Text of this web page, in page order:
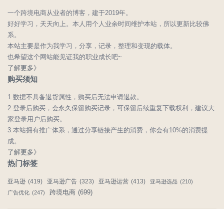
一个跨境电商从业者的博客，建于2019年。
好好学习，天天向上。本人用个人业余时间维护本站，所以更新比较佛
系。
本站主要是作为我学习，分享，记录，整理和变现的载体。
也希望这个网站能见证我的职业成长吧~
了解更多》
购买须知
1.数据不具备退货属性，购买后无法申请退款。
2.登录后购买，会永久保留购买记录，可保留后续重复下载权利，建议大
家登录用户后购买。
3.本站拥有推广体系，通过分享链接产生的消费，你会有10%的消费提
成。
了解更多》
热门标签
亚马逊 (419) 亚马逊广告 (323) 亚马逊运营 (413) 亚马逊选品 (210)
广告优化 (247) 跨境电商 (699)